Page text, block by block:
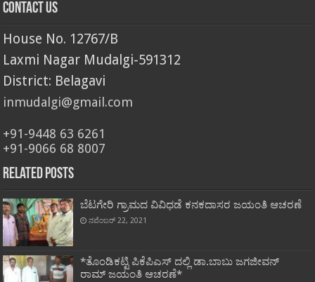
Contact Us
House No. 12767/B
Laxmi Nagar Mudalgi-591312
District: Belagavi
inmudalgi@gmail.com
+91-9448 63 6261
+91-9066 68 8007
Related Posts
ಬೆಟಗೇರಿ ಗ್ರಾಮದ ವಿವಿಧಡೆ ಕನಕದಾಸರ ಜಯಂತಿ ಆಚರಣೆ
ನವೆಂಬರ್ 22, 2021
*ತೊಂಡಿಕಟ್ಟಿ ಪಿಕೆಪಿಎಸ್ ದಲ್ಲಿ ಡಾ.ಬಾಬು ಜಗಜೀವನ್
ರಾಮ್ ಜಯಂತಿ ಆಚರಣೆ*